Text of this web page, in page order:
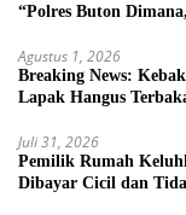
“Polres Buton
Agustus 1, 2026
Breaking News:
Lapak Hangus
Juli 31, 2026
Pemilik Rumah
Dibayar Cicil dan